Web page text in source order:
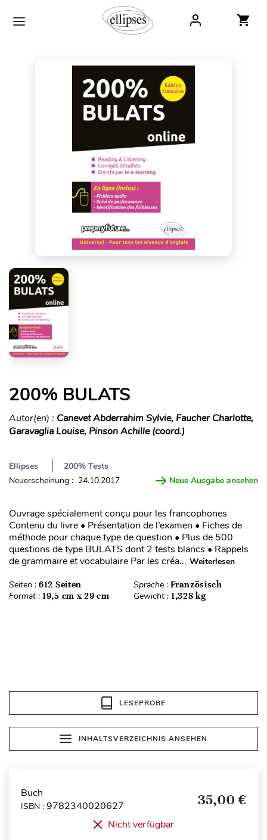
200% BULATS
Autor(en) : Canevet Abderrahim Sylvie, Faucher Charlotte,
Garavaglia Louise, Pinson Achille (coord.)
Ellipses
200% Tests
Neuerscheinung : 24.10.2017
Neue Ausgabe ansehen
Ouvrage spécialement conçu pour les francophones
Contenu du livre • Présentation de l’examen • Fiches de
méthode pour chaque type de question • Plus de 500
questions de type BULATS dont 2 tests blancs • Rappels
de grammaire et vocabulaire Par les créa... Weiterlesen
Seiten : 612 Seiten Sprache : Französisch
Format : 19,5 cm x 29 cm Gewicht : 1,328 kg
LESEPROBE
INHALTSVERZEICHNIS ANSEHEN
Buch
ISBN : 9782340020627 35,00 €
Nicht verfügbar